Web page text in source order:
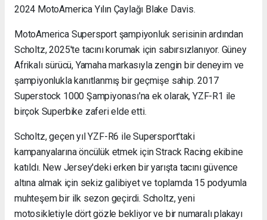
2024 MotoAmerica Yılın Çaylağı Blake Davis.
MotoAmerica Supersport şampiyonluk serisinin ardından
Scholtz, 2025'te tacını korumak için sabırsızlanıyor. Güney
Afrikalı sürücü, Yamaha markasıyla zengin bir deneyim ve
şampiyonlukla kanıtlanmış bir geçmişe sahip. 2017
Superstock 1000 Şampiyonası'na ek olarak, YZF-R1 ile
birçok Superbike zaferi elde etti.
Scholtz, geçen yıl YZF-R6 ile Supersport'taki
kampanyalarına öncülük etmek için Strack Racing ekibine
katıldı. New Jersey'deki erken bir yarışta tacını güvence
altına almak için sekiz galibiyet ve toplamda 15 podyumla
muhteşem bir ilk sezon geçirdi. Scholtz, yeni
motosikletiyle dört gözle bekliyor ve bir numaralı plakayı